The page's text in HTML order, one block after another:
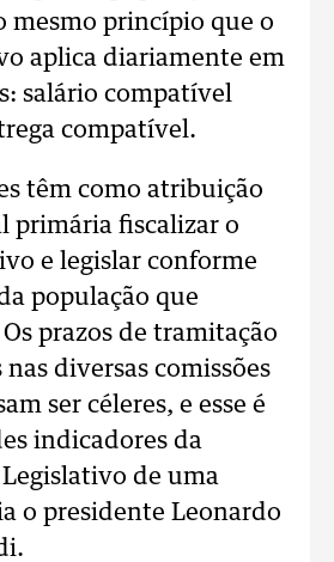
mesmo princípio que o
aplica diariamente em
salário compatível
compatível.
têm como atribuição
primária fiscalizar o
e legislar conforme
população que
prazos de tramitação
nas diversas comissões
ser céleres, e esse é
indicadores da
de uma
o presidente Leonardo